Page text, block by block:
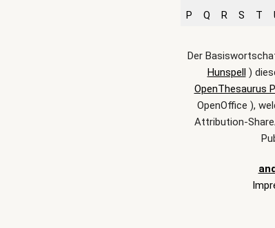
P
Q R S T
Der
Hunspell)
OpenThesaurus
OpenOffice ),
Attribution-